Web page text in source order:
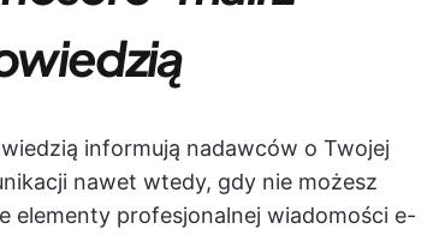
informują nadawców o Twojej
nawet wtedy, gdy nie możesz
elementy profesjonalnej wiadomości e-